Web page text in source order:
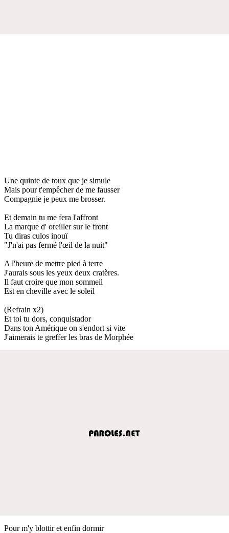
Une quinte de toux que je simule
Mais pour t'empêcher de me fausser
Compagnie je peux me brosser.
Et demain tu me fera l'affront
La marque d' oreiller sur le front
Tu diras culos inouï
"J'n'ai pas fermé l'œil de la nuit"
A l'heure de mettre pied à terre
J'aurais sous les yeux deux cratères.
Il faut croire que mon sommeil
Est en cheville avec le soleil
(Refrain x2)
Et toi tu dors, conquistador
Dans ton Amérique on s'endort si vite
J'aimerais te greffer les bras de Morphée
Pour m'y blottir et enfin dormir